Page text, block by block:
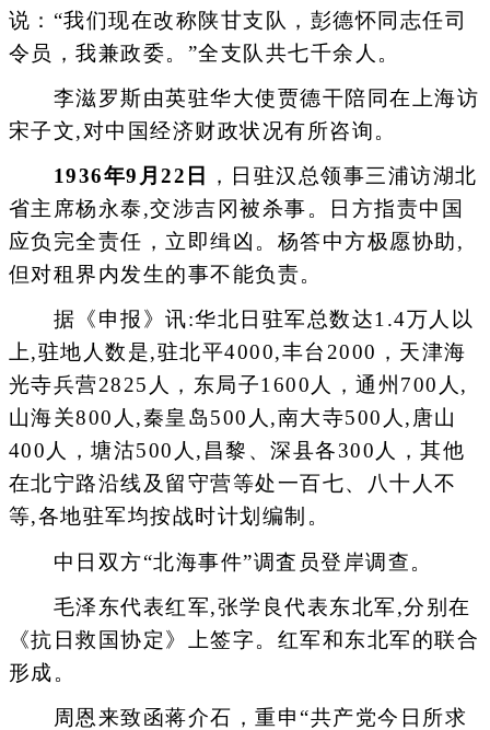
说：“我们现在改称陕甘支队，彭德怀同志任司
令员，我兼政委。”全支队共七千余人。
李滋罗斯由英驻华大使贾德干陪同在上海访
宋子文,对中国经济财政状况有所咨询。
1936年9月22日
，日驻汉总领事三浦访湖北
省主席杨永泰,交涉吉冈被杀事。日方指责中国
应负完全责任，立即缉凶。杨答中方极愿协助,
但对租界内发生的事不能负责。
据《申报》讯:华北日驻军总数达1.4万人以
上,驻地人数是,驻北平4000,丰台2000，天津海
光寺兵营2825人，东局子1600人，通州700人,
山海关800人,秦皇岛500人,南大寺500人,唐山
400人，塘沽500人,昌黎、深县各300人，其他
在北宁路沿线及留守营等处一百七、八十人不
等,各地驻军均按战时计划编制。
中日双方“北海事件”调査员登岸调查。
毛泽东代表红军,张学良代表东北军,分别在
《抗日救国协定》上签字。红军和东北军的联合
形成。
周恩来致函蒋介石，重申“共产党今日所求